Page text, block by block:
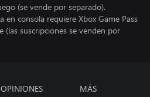
(se vende por separado).
consola requiere Xbox Game Pass
(las suscripciones se venden por
OPINIONES MÁS